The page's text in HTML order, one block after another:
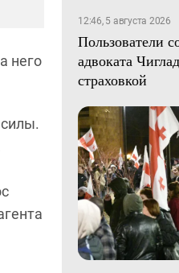
него
12:46, 5 августа 2026
Пользователи
адвоката
страховкой